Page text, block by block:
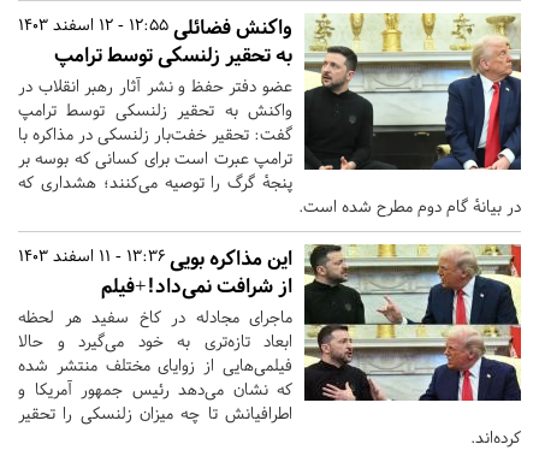
12:55 - 12 اسفند 1403 واکنش فضائلی
به تحقیر زلنسکی توسط ترامپ
عضو دفتر حفظ و نشر آثار رهبر انقلاب در
واکنش به تحقیر زلنسکی توسط ترامپ
گفت: تحقیر خفت‌بار زلنسکی در مذاکره با
ترامپ عبرت است برای کسانی که بوسه بر
پنجهٔ گرگ را توصیه می‌کنند؛ هشداری که
در بیانهٔ گام دوم مطرح شده است.
13:36 - 11 اسفند 1403 این مذاکره بویی
از شرافت نمی‌داد!+فیلم
ماجرای مجادله در کاخ سفید هر لحظه
ابعاد تازه‌تری به خود می‌گیرد و حالا
فیلمی‌هایی از زوایای مختلف منتشر شده
که نشان می‌دهد رئیس جمهور آمریکا و
اطرافیانش تا چه میزان زلنسکی را تحقیر
کرده‌اند.